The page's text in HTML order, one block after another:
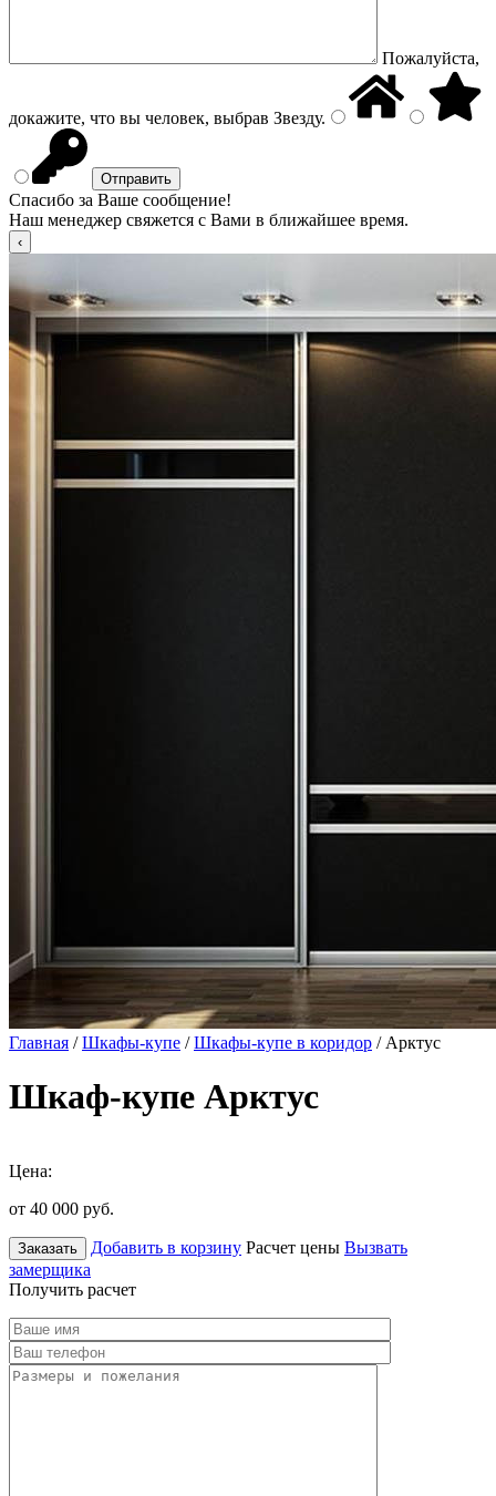
Пожалуйста,
докажите, что вы человек, выбрав Звезду.
Спасибо за Ваше сообщение!
Наш менеджер свяжется с Вами в ближайшее время.
Главная /Шкафы-купе /Шкафы-купе в коридор / Арктус
Шкаф-купе Арктус
Цена:
от 40 000 руб.
Заказать Добавить в корзину Расчет цены Вызвать
замерщика
Получить расчет